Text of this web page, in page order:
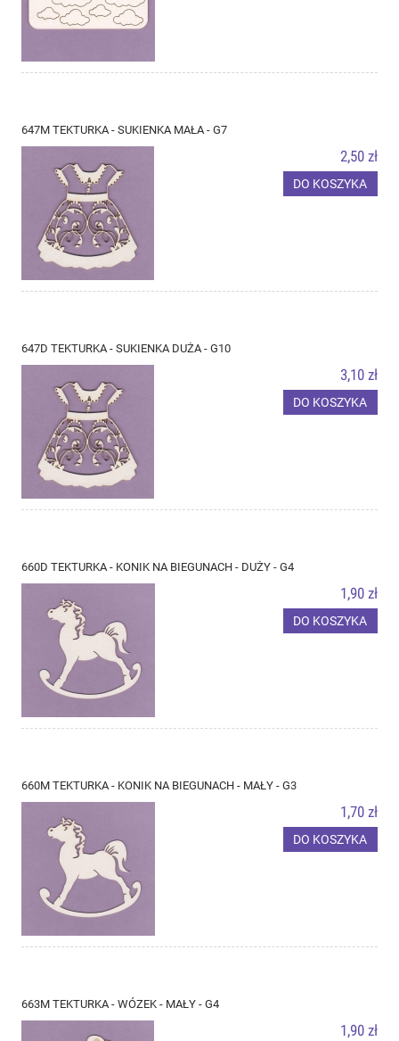
647M TEKTURKA - SUKIENKA MAŁA - G7
2,50 zł
DO KOSZYKA
647D TEKTURKA - SUKIENKA DUŻA - G10
3,10 zł
DO KOSZYKA
660D TEKTURKA - KONIK NA BIEGUNACH - DUŻY - G4
1,90 zł
DO KOSZYKA
660M TEKTURKA - KONIK NA BIEGUNACH - MAŁY - G3
1,70 zł
DO KOSZYKA
663M TEKTURKA - WÓZEK - MAŁY - G4
1,90 zł